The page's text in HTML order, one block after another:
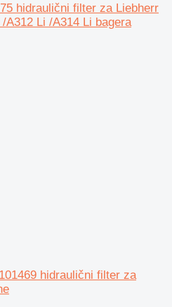
hidraulični filter za Liebherr
A312 Li /A314 Li bagera
hidraulični filter za